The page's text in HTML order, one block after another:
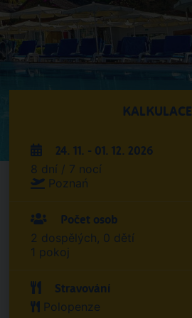
KALKULACE
24. 11. - 01. 12. 2026
8 dní / 7 nocí
Poznań
Počet osob
2 dospělých, 0 dětí
1 pokoj
Stravování
Polopenze